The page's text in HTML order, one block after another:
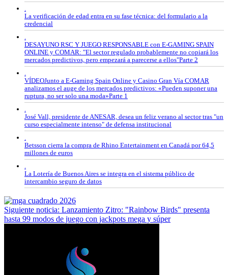
.
La verificación de edad entra en su fase técnica: del formulario a la
credencial
.
DESAYUNO RSC Y JUEGO RESPONSABLE con E-GAMING SPAIN
ONLINE y COMAR: "El sector regulado probablemente no copiará los
mercados predictivos, pero empezará a parecerse a ellos"Parte 2
.
VÍDEOJunto a E-Gaming Spain Online y Casino Gran Vía COMAR
analizamos el auge de los mercados predictivos: «Pueden suponer una
ruptura, no ser solo una moda»Parte 1
.
José Vall, presidente de ANESAR, desea un feliz verano al sector tras "un
curso especialmente intenso" de defensa institucional
.
Betsson cierra la compra de Rhino Entertainment en Canadá por 64,5
millones de euros
.
La Lotería de Buenos Aires se integra en el sistema público de
intercambio seguro de datos
Siguiente noticia: Lanzamiento Zitro: "Rainbow Birds" presenta
hasta 99 modos de juego con jackpots mega y súper